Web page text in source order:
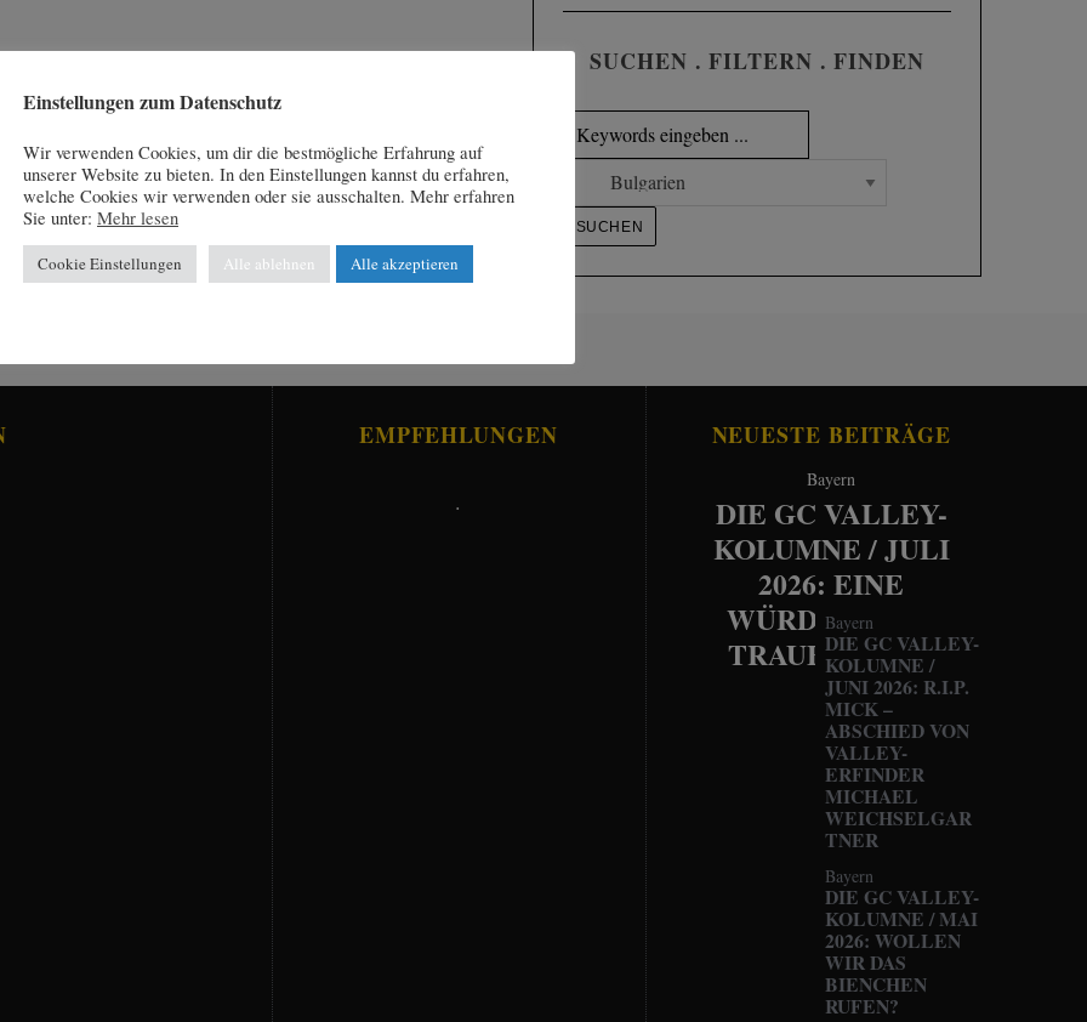
SUCHEN . FILTERN . FINDEN
EMPFEHLUNGEN
.
NEUESTE BEITRÄGE
Bayern
DIE GC VALLEY-
KOLUMNE / JULI
2026: EINE
WÜRDEVOLLE
TRAUERFEIER
Bayern
DIE GC VALLEY-
KOLUMNE /
JUNI 2026: R.I.P.
MICK –
ABSCHIED VON
VALLEY-
ERFINDER
MICHAEL
WEICHSELGAR
TNER
Bayern
DIE GC VALLEY-
KOLUMNE / MAI
2026: WOLLEN
WIR DAS
BIENCHEN
RUFEN?
Einstellungen zum Datenschutz
Wir verwenden Cookies, um dir die bestmögliche Erfahrung auf
unserer Website zu bieten. In den Einstellungen kannst du erfahren,
welche Cookies wir verwenden oder sie ausschalten. Mehr erfahren
Sie unter: Mehr lesen
Cookie Einstellungen Alle ablehnen Alle akzeptieren